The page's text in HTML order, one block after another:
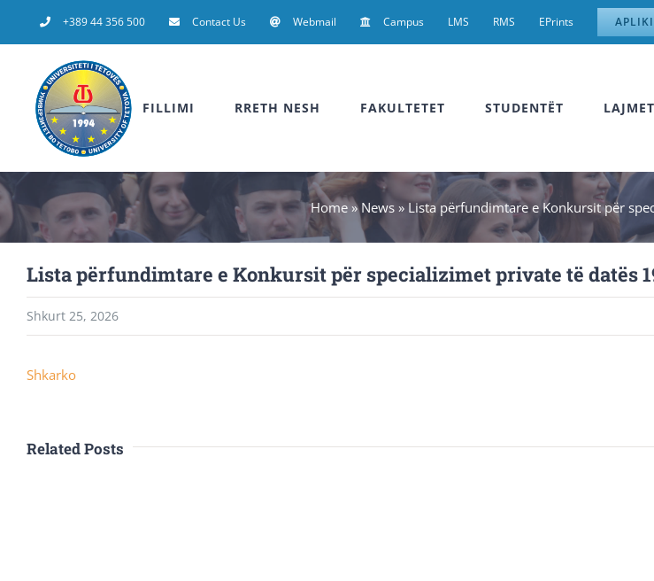
to
+389 44 356 500 Contact Us Webmail Campus LMS RMS EPrints
FILLIMI RRETH NESH FAKULTETET STUDENTËT LAJMET
Home»News » Lista përfundimtare e Konkursit për
Lista përfundimtare e Konkursit për specializimet private të datës
Shkurt 25, 2026
Shkarko
Related Posts